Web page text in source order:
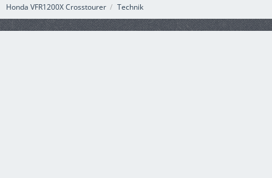
Honda VFR1200X Crosstourer Technik